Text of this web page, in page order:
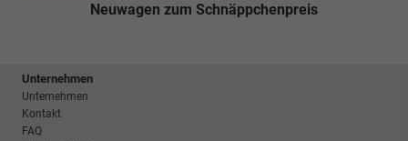
Neuwagen zum Schnäppchenpreis
Unternehmen
Unternehmen
Kontakt
FAQ